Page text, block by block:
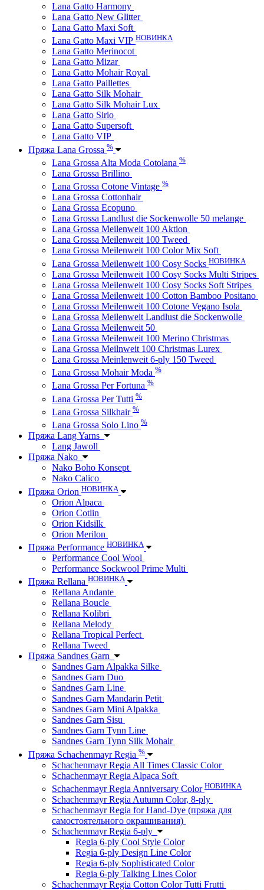
Lana Gatto Harmony
Lana Gatto New Glitter
Lana Gatto Maxi Soft
Lana Gatto Maxi VIP НОВИНКА
Lana Gatto Merinocot
Lana Gatto Mizar
Lana Gatto Mohair Royal
Lana Gatto Paillettes
Lana Gatto Silk Mohair
Lana Gatto Silk Mohair Lux
Lana Gatto Sirio
Lana Gatto Supersoft
Lana Gatto VIP
Пряжа Lana Grossa %
Lana Grossa Alta Moda Cotolana %
Lana Grossa Brillino
Lana Grossa Cotone Vintage %
Lana Grossa Cottonhair
Lana Grossa Ecopuno
Lana Grossa Landlust die Sockenwolle 50 melange
Lana Grossa Meilenweit 100 Aktion
Lana Grossa Meilenweit 100 Tweed
Lana Grossa Meilenweit 100 Color Mix Soft
Lana Grossa Meilenweit 100 Cosy Socks НОВИНКА
Lana Grossa Meilenweit 100 Cosy Socks Multi Stripes
Lana Grossa Meilenweit 100 Cosy Socks Soft Stripes
Lana Grossa Meilenweit 100 Cotton Bamboo Positano
Lana Grossa Meilenweit 100 Cotone Vegano Isola
Lana Grossa Meilenweit Landlust die Sockenwolle
Lana Grossa Meilenweit 50
Lana Grossa Meilenweit 100 Merino Christmas
Lana Grossa Meilnweit 100 Christmas Lurex
Lana Grossa Meinlenweit 6-ply 150 Tweed
Lana Grossa Mohair Moda %
Lana Grossa Per Fortuna %
Lana Grossa Per Tutti %
Lana Grossa Silkhair %
Lana Grossa Solo Lino %
Пряжа Lang Yarns
Lang Jawoll
Пряжа Nako
Nako Boho Konsept
Nako Calico
Пряжа Orion НОВИНКА
Orion Alpaca
Orion Cotlin
Orion Kidsilk
Orion Merilon
Пряжа Performance НОВИНКА
Performance Cool Wool
Performance Sockwool Prime Multi
Пряжа Rellana НОВИНКА
Rellana Andante
Rellana Boucle
Rellana Kolibri
Rellana Melody
Rellana Tropical Perfect
Rellana Tweed
Пряжа Sandnes Garn
Sandnes Garn Alpakka Silke
Sandnes Garn Duo
Sandnes Garn Line
Sandnes Garn Mandarin Petit
Sandnes Garn Mini Alpakka
Sandnes Garn Sisu
Sandnes Garn Tynn Line
Sandnes Garn Tynn Silk Mohair
Пряжа Schachenmayr Regia %
Schachenmayr Regia All Times Classic Color
Schachenmayr Regia Alpaca Soft
Schachenmayr Regia Anniversary Color НОВИНКА
Schachenmayr Regia Autumn Color, 8-ply
Schachenmayr Regia for Hand-Dye (пряжа для
самостоятельного окрашивания)
Schachenmayr Regia 6-ply
Regia 6-ply Cool Style Color
Regia 6-ply Design Line Color
Regia 6-ply Sophisticated Color
Regia 6-ply Talking Lines Color
Schachenmayr Regia Cotton Color Tutti Frutti